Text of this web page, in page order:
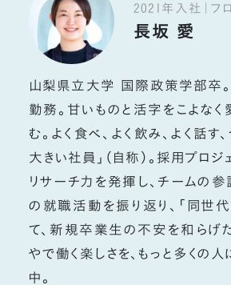
2021年入社｜フ
長坂 愛
山梨県立大学 国際政策学部卒。
勤務。甘いものと活字をこよなく
む。よく食べ、よく飲み、よく話す
大きい社員」（自称）。採用プロ
リサーチ力を発揮し、チームの参
の就職活動を振り返り、「同世
て、新規卒業生の不安を和らげた
やで働く楽しさを、もっと多くの
中。